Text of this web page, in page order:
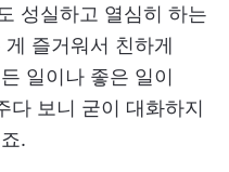
성실하고 열심히 하는
즐거워서 친하게
일이나 좋은 일이
다 보니 굳이 대화하지
.